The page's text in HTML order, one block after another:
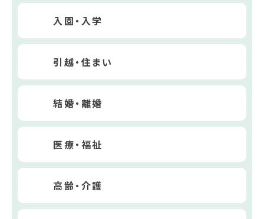
入園・入学
引越・住まい
結婚・離婚
医療・福祉
高齢・介護